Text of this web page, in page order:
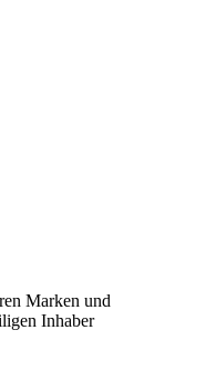
Marken und
Inhaber